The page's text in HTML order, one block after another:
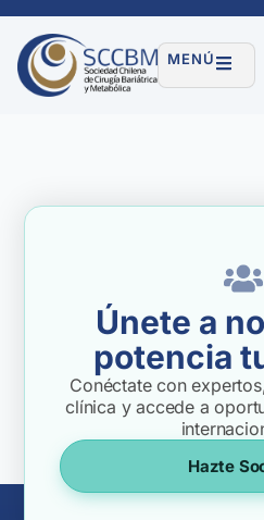
MENÚ
Únete a
potencia
Conéctate con
clínica y accede a
Hazte